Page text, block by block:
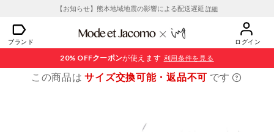
【お知らせ】熊本地域地震の影響による配送遅延 詳細
ブランド ログイン
20% OFFクーポンが使えます 利用条件を見る
この商品はサイズ交換可能・返品不可 です